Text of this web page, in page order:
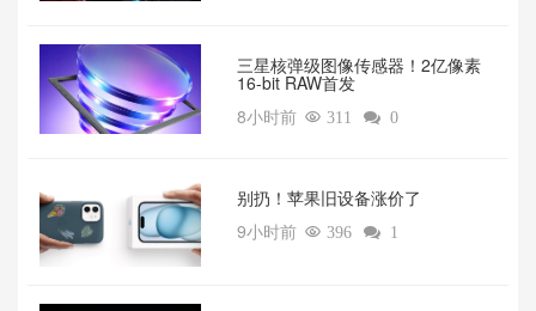
三星核弹级图像传感器！2亿像素
16-bit RAW首发
8小时前  311  0
别扔！苹果旧设备涨价了‌
9小时前  396  1